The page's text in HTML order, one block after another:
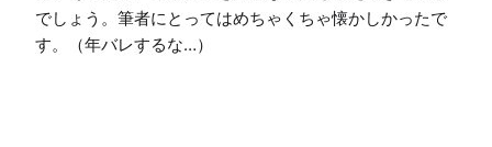
でしょう。筆者にとってはめちゃくちゃ懐かしかったで